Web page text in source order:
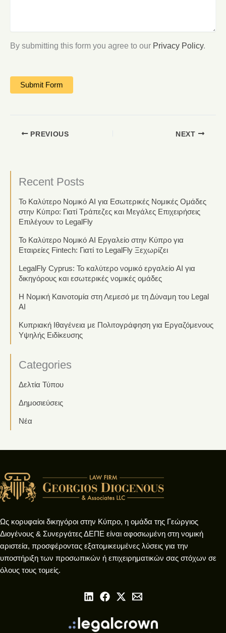
By submitting this form you agree to our Privacy Policy.
PREVIOUS NEXT
Recent Posts
Το Καλύτερο Νομικό AI για Εσωτερικές Νομικές Ομάδες
στην Κύπρο: Γιατί Τράπεζες και Μεγάλες Επιχειρήσεις
Επιλέγουν το LegalFly
Το Καλύτερο Νομικό AI Εργαλείο στην Κύπρο για
Εταιρείες Fintech: Γιατί το LegalFly Ξεχωρίζει
LegalFly Cyprus: Το καλύτερο νομικό εργαλείο AI για
δικηγόρους και εσωτερικές νομικές ομάδες
Η Νομική Καινοτομία στη Λεμεσό με τη Δύναμη του Legal
AI
Κυπριακή Ιθαγένεια με Πολιτογράφηση για Εργαζόμενους
Υψηλής Ειδίκευσης
Categories
Δελτία Τύπου
Δημοσιεύσεις
Νέα
Ως κορυφαίοι δικηγόροι στην Κύπρο, η ομάδα της Γεώργιος
Διογένους & Συνεργάτες ΔΕΠΕ είναι αφοσιωμένη στη νομική
αριστεία, προσφέροντας εξατομικευμένες λύσεις για την
υποστήριξη των προσωπικών ή επιχειρηματικών σας στόχων σε
όλους τους τομείς.